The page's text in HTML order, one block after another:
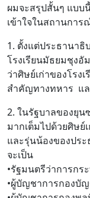
ผมจะสรุปสั้นๆ แบบ
เข้าใจในสถานการ
1. ตั้งแต่ประธานาธิ
โรงเรียนมัธยมชุงอั
ว่าศิษย์เก่าของโร
สำคัญทางทหาร แล
2. ในรัฐบาลของยุ
มากเต็มไปด้วยศิษย์
และรุ่นน้องของปร
จะเป็น
•รัฐมนตรีว่าการก
•ผู้บัญชาการกองบั